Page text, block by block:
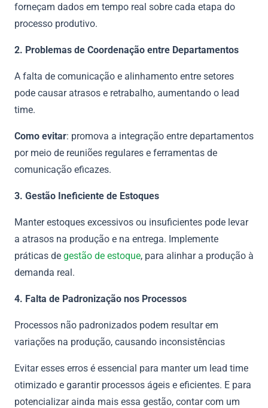
forneçam dados em tempo real sobre cada etapa do
processo produtivo.
2. Problemas de Coordenação entre Departamentos
A falta de comunicação e alinhamento entre setores
pode causar atrasos e retrabalho, aumentando o lead
time.
Como evitar: promova a integração entre departamentos
por meio de reuniões regulares e ferramentas de
comunicação eficazes.
3. Gestão Ineficiente de Estoques
Manter estoques excessivos ou insuficientes pode levar
a atrasos na produção e na entrega. Implemente
práticas de gestão de estoque, para alinhar a produção à
demanda real.
4. Falta de Padronização nos Processos
Processos não padronizados podem resultar em
variações na produção, causando inconsistências
Evitar esses erros é essencial para manter um lead time
otimizado e garantir processos ágeis e eficientes. E para
potencializar ainda mais essa gestão, contar com um